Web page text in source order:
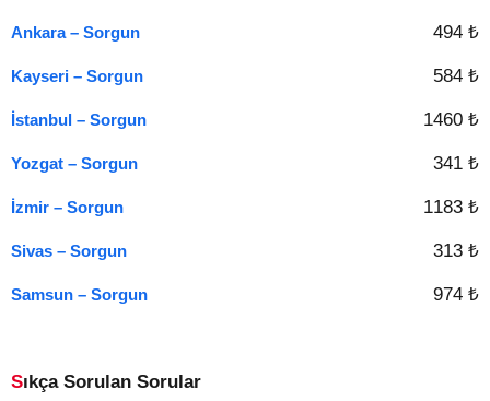
Ankara – Sorgun 494 ₺
Kayseri – Sorgun 584 ₺
İstanbul – Sorgun 1460 ₺
Yozgat – Sorgun 341 ₺
İzmir – Sorgun 1183 ₺
Sivas – Sorgun 313 ₺
Samsun – Sorgun 974 ₺
Sıkça Sorulan Sorular